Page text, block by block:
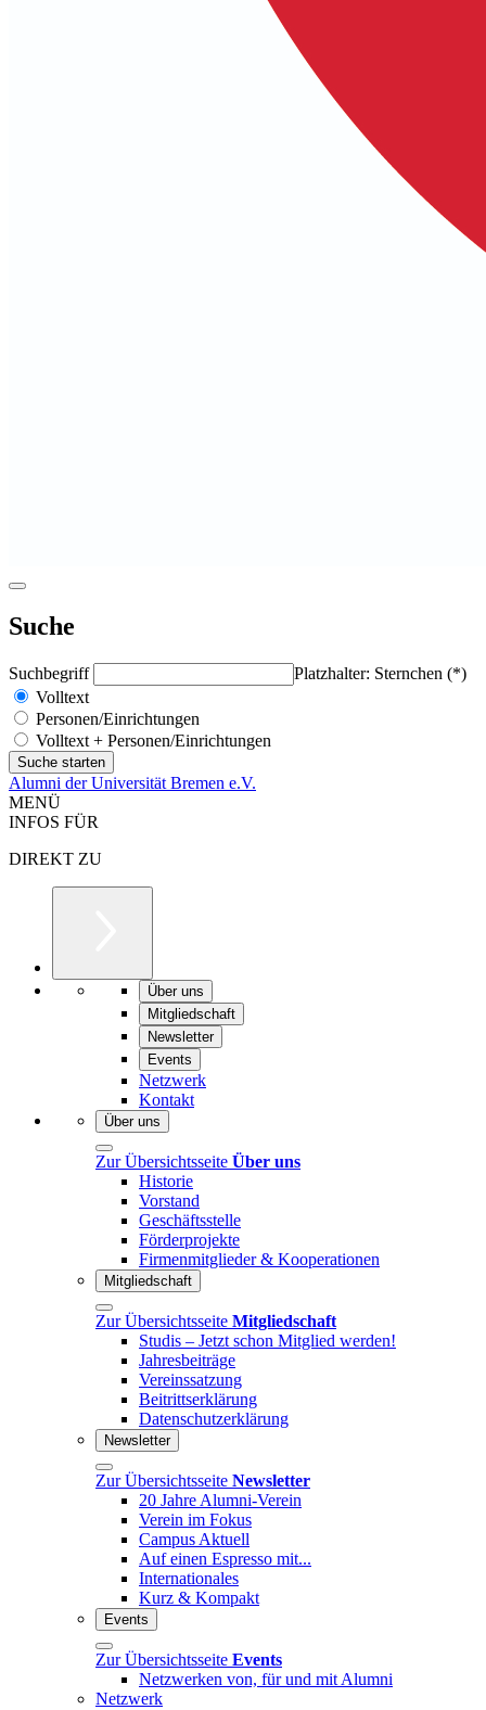
Suche
Suchbegriff
Platzhalter: Sternchen (*)
Volltext
Personen/Einrichtungen
Volltext + Personen/Einrichtungen
Alumni der Universität Bremen e.V.
MENÜ
INFOS FÜR
DIREKT ZU
Über uns
Mitgliedschaft
Newsletter
Events
Netzwerk
Kontakt
Über uns
Zur Übersichtsseite Über uns
Historie
Vorstand
Geschäftsstelle
Förderprojekte
Firmenmitglieder & Kooperationen
Mitgliedschaft
Zur Übersichtsseite Mitgliedschaft
Studis – Jetzt schon Mitglied werden!
Jahresbeiträge
Vereinssatzung
Beitrittserklärung
Datenschutzerklärung
Newsletter
Zur Übersichtsseite Newsletter
20 Jahre Alumni-Verein
Verein im Fokus
Campus Aktuell
Auf einen Espresso mit...
Internationales
Kurz & Kompakt
Events
Zur Übersichtsseite Events
Netzwerken von, für und mit Alumni
Netzwerk